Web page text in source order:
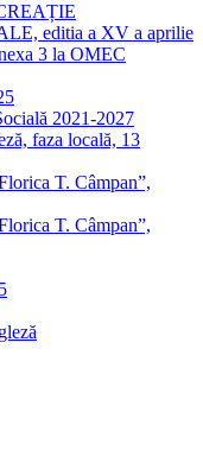
editia a XV a aprilie
3 la OMEC
2021-2027
faza locală, 13
T. Câmpan”,
T. Câmpan”,